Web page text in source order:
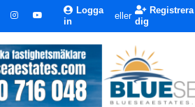
Logga
in
eller
Registrera
dig